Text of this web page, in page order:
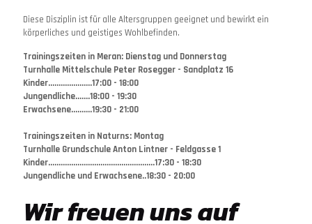
Diese Disziplin ist für alle Altersgruppen geeignet und bewirkt ein
körperliches und geistiges Wohlbefinden.
Trainingszeiten in Meran: Dienstag und Donnerstag
Turnhalle Mittelschule Peter Rosegger - Sandplatz 16
Kinder.....................17:00 - 18:00
Jungendliche.......18:00 - 19:30
Erwachsene..........19:30 - 21:00
Trainingszeiten in Naturns: Montag
Turnhalle Grundschule Anton Lintner - Feldgasse 1
Kinder...................................................17:30 - 18:30
Jungendliche und Erwachsene..18:30 - 20:00
Wir freuen uns auf